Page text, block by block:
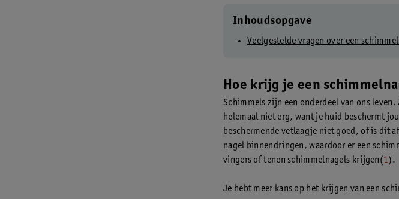
Inhoudsopgave
Veelgestelde vragen over een
Hoe krijg je een
Schimmels zijn een onderdeel van ons
helemaal niet erg, want je huid beschermt
beschermende vetlaagje niet goed, of is dit
nagel binnendringen, waardoor er een
vingers of tenen schimmelnagels krijgen(1).
Je hebt meer kans op het krijgen van een